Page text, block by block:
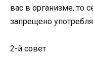
вас в организме, то
запрещено
2-й совет